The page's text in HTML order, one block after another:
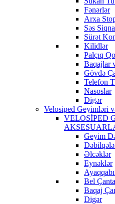
Fənərlər
Arxa
Səs
Sürət
Kilidlər
Palçıq
Baqajlar
Gövdə
Telefon
Nasoslar
Digər
Velosiped Geyimləri
VELOSİPED
Geyim
Əlcəklər
Eynəklər
Bel
Baqaj
Digər